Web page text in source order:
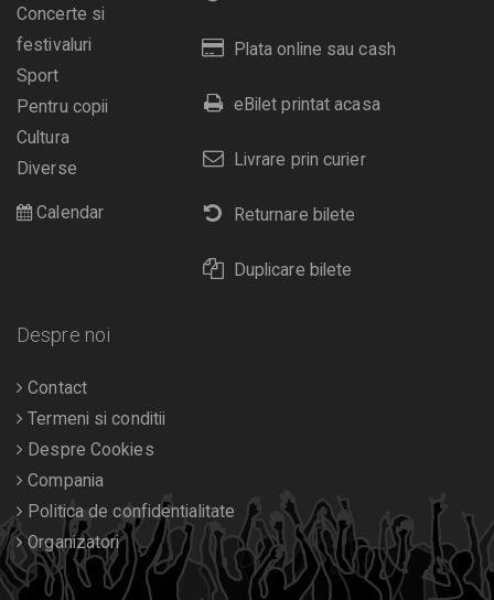
Plata online sau cash
eBilet printat acasa
Livrare prin curier
Returnare bilete
Duplicare bilete
Concerte si
festivaluri
Sport
Pentru copii
Cultura
Diverse
Calendar
Despre noi
Contact
Termeni si conditii
Despre Cookies
Compania
Politica de confidentialitate
Organizatori